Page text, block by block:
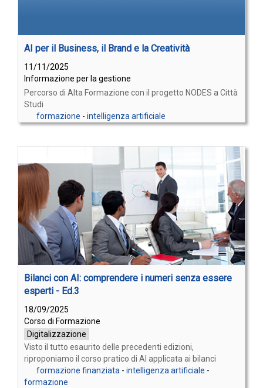
AI per il Business, il Brand e la Creatività
11/11/2025
Informazione per la gestione
Percorso di Alta Formazione con il progetto NODES a Città
Studi
formazione - intelligenza artificiale
Bilanci con AI: comprendere i numeri senza essere
esperti - Ed.3
18/09/2025
Corso di Formazione
Digitalizzazione
Visto il tutto esaurito delle precedenti edizioni,
riproponiamo il corso pratico di AI applicata ai bilanci
formazione finanziata- intelligenza artificiale -
formazione